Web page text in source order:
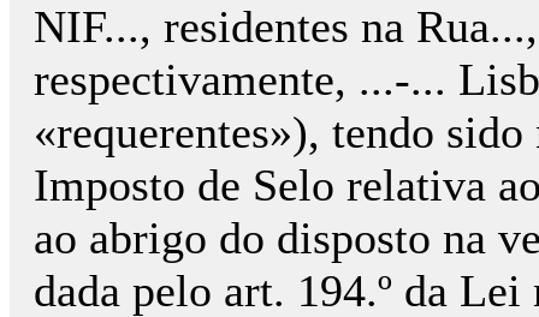
NIF..., residentes na
respectivamente, ...-...
«requerentes»), tendo
Imposto de Selo relativa
ao abrigo do disposto na
dada pelo art. 194.º da